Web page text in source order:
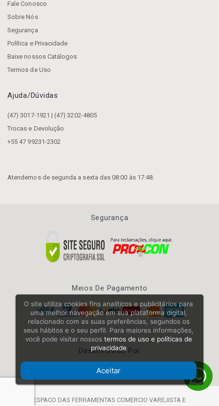
Fale Conosco
Sobre Nós
Segurança
Política e Privacidade
Baixe nossos Catálogos
Termos de Uso
Ajuda/dúvidas
(47) 3017-1921 | (47) 3202-4805
Trocas e Devolução
+55 47 99231-2302
Atendemos de segunda a sexta das 08:00 às 17:48.
Segurança
Meios De Pagamento
Desenvolvido Por
ESPACO DAS FERRAMENTAS COMERCIO VAREJISTA E
O site utiliza cookies fins analíticos e publicitários para
uma melhor navegação em sua plataforma digital,
relacionado com as suas preferências, segundos os
seus hábitos e o seu perfil. Para maiores informações,
você pode visitar nossos termos de uso e políticas de
privacidade
Aceitar